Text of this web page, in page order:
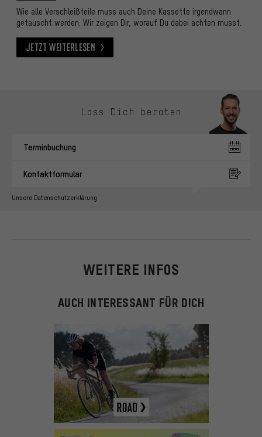
Wie alle Verschleißteile muss auch Deine Kassette irgendwann
getauscht werden. Wir zeigen Dir, worauf Du dabei achten musst.
Jetzt weiterlesen
Lass Dich beraten
Terminbuchung
Kontaktformular
Unsere Datenschutzerklärung
WEITERE INFOS
AUCH INTERESSANT FÜR DICH